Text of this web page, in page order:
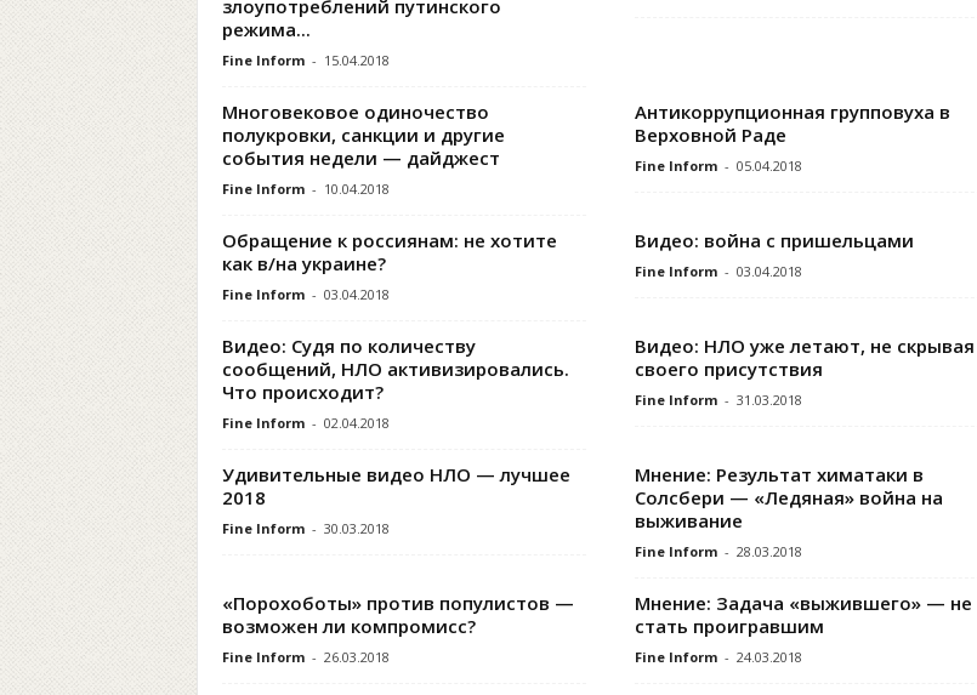
злоупотреблений путинского
режима...
Fine Inform - 15.04.2018
Многовековое одиночество
полукровки, санкции и другие
события недели — дайджест
Fine Inform - 10.04.2018
Антикоррупционная групповуха в
Верховной Раде
Fine Inform - 05.04.2018
Обращение к россиянам: не хотите
как в/на украине?
Fine Inform - 03.04.2018
Видео: война с пришельцами
Fine Inform - 03.04.2018
Видео: Судя по количеству
сообщений, НЛО активизировались.
Что происходит?
Fine Inform - 02.04.2018
Видео: НЛО уже летают, не скрывая
своего присутствия
Fine Inform - 31.03.2018
Удивительные видео НЛО — лучшее
2018
Fine Inform - 30.03.2018
Мнение: Результат химатаки в
Солсбери — «Ледяная» война на
выживание
Fine Inform - 28.03.2018
«Порохоботы» против популистов —
возможен ли компромисс?
Fine Inform - 26.03.2018
Мнение: Задача «выжившего» — не
стать проигравшим
Fine Inform - 24.03.2018